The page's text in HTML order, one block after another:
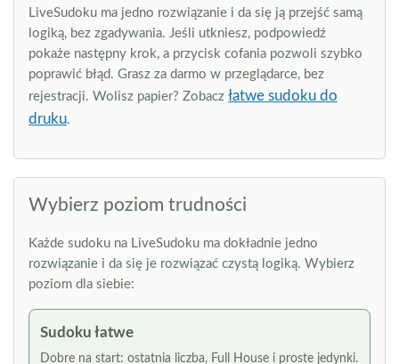
LiveSudoku ma jedno rozwiązanie i da się ją przejść samą
logiką, bez zgadywania. Jeśli utkniesz, podpowiedź
pokaże następny krok, a przycisk cofania pozwoli szybko
poprawić błąd. Grasz za darmo w przeglądarce, bez
rejestracji. Wolisz papier? Zobacz łatwe sudoku do
druku.
Wybierz poziom trudności
Każde sudoku na LiveSudoku ma dokładnie jedno
rozwiązanie i da się je rozwiązać czystą logiką. Wybierz
poziom dla siebie:
Sudoku łatwe
Dobre na start: ostatnia liczba, Full House i proste jedynki.